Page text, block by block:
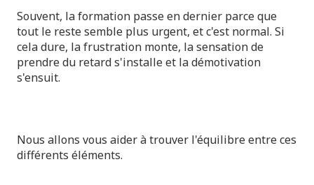
Souvent, la formation passe en dernier parce que
tout le reste semble plus urgent, et c'est normal. Si
cela dure, la frustration monte, la sensation de
prendre du retard s'installe et la démotivation
s'ensuit.
Nous allons vous aider à trouver l'équilibre entre ces
différents éléments.